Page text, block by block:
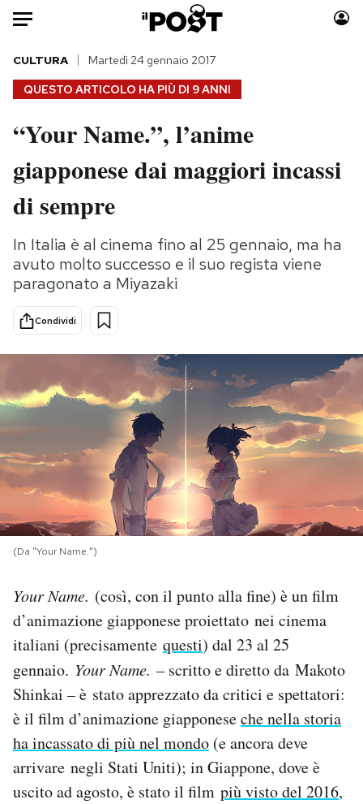
Auto
HOME
Italia
Politica
Tecnologia
Scienza
Cultura
Sport
Moda
Consumismi
Media
PODCAST
NEWSLETTER
I MIEI PREFERITI
SHOP
CALENDARIO
AREA PERSONALE
Area Personale
Newsletter
Notifiche mobile
Regala il Post
QUESTO ARTICOLO HA PIÙ DI 9 ANNI
CULTURA Martedì 24 gennaio 2017
“Your Name.”, l’anime
giapponese dai maggiori incassi
di sempre
In Italia è al cinema fino al 25 gennaio, ma ha
avuto molto successo e il suo regista viene
paragonato a Miyazaki
Condividi
(Da "Your Name.")
Your Name. (così, con il punto alla fine) è un film
d’animazione giapponese proiettato nei cinema
italiani (precisamente questi) dal 23 al 25
gennaio. Your Name. – scritto e diretto da Makoto
Shinkai – è stato apprezzato da critici e spettatori:
è il film d’animazione giapponeseche nella storia
ha incassato di più nel mondo (e ancora deve
arrivare negli Stati Uniti); in Giappone, dove è
uscito ad agosto, è stato il film più visto del 2016,